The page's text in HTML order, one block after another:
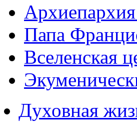
Папа
Вселенская
Духовная